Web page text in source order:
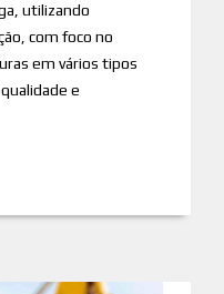
utilizando
com foco no
em vários tipos
e